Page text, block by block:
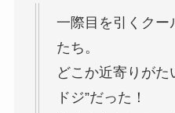
一際目を引くクー
たち。
どこか近寄りが
ドジ”だった！